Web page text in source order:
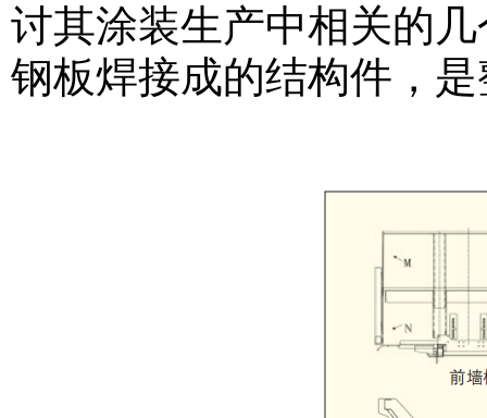
讨其涂装生产中相关的
钢板焊接成的结构件，